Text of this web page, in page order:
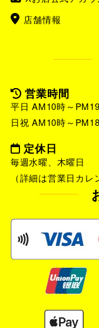
店舗情報
営業時間
平日 AM10時～
日祝 AM10時～
定休日
毎週水曜、木曜日
（詳細は営業日カレ